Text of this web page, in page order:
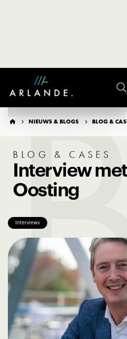

  NIEUWS & BLOGS  BLOG &
BLOG & CASES
Interview
Oosting
Interviews